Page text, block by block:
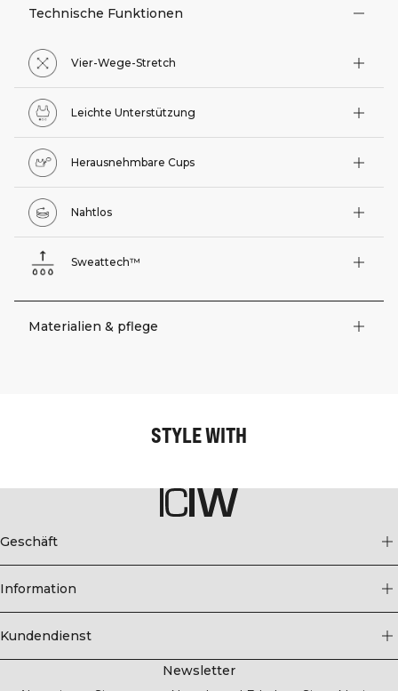
Technische Funktionen
Vier-Wege-Stretch
Leichte Unterstützung
Herausnehmbare Cups
Nahtlos
Sweattech™
Materialien & pflege
STYLE WITH
Geschäft
Information
Kundendienst
Newsletter